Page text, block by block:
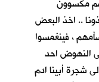
مكسوون
.. اخذ البعض
، فينغمسوا
النهوض احد
شجرة أبينا ادم